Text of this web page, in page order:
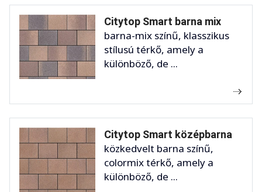
Citytop Smart barna mix
barna-mix színű, klasszikus
stílusú térkő, amely a
különböző, de ...
Citytop Smart középbarna
közkedvelt barna színű,
colormix térkő, amely a
különböző, de ...